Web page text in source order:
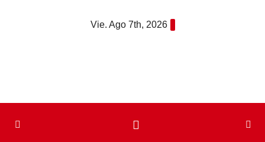
Vie. Ago 7th, 2026